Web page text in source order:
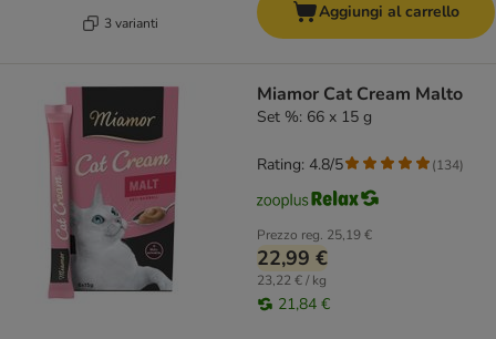
3 varianti
Aggiungi al carrello
Miamor Cat Cream Malto
Set %: 66 x 15 g
Prezzo reg. 25,19 €
22,99 €
23,22 € / kg
21,84 €
Rating: 4.8/5 (134)